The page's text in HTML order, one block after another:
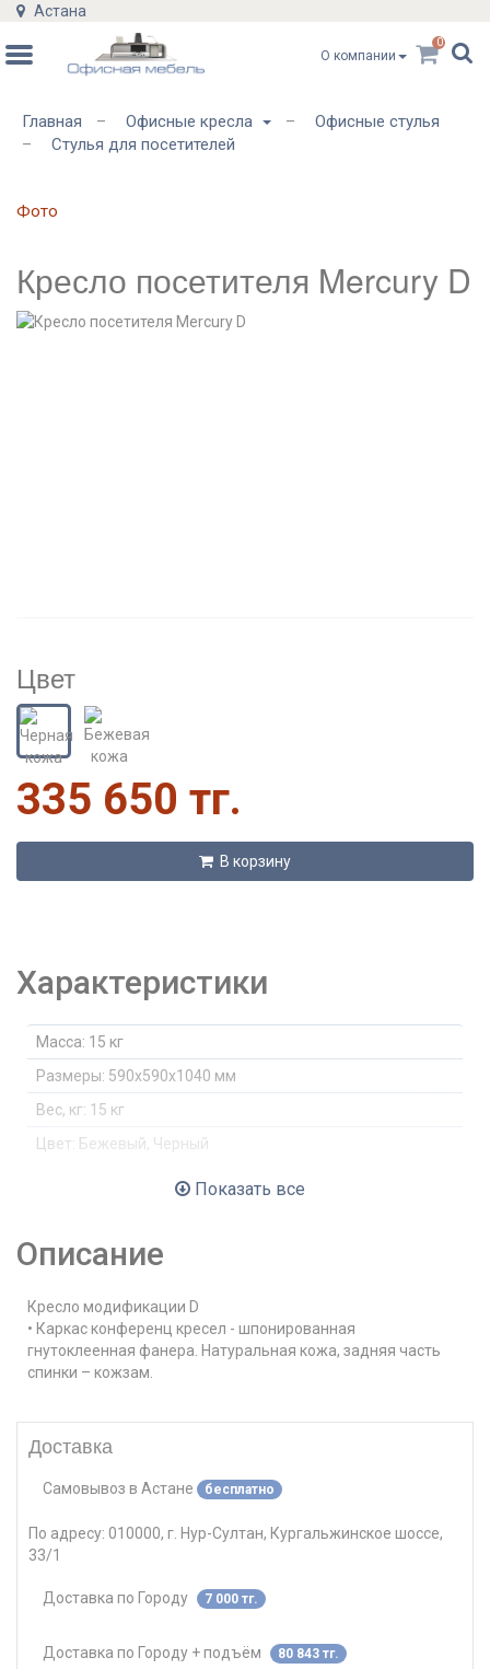
Астана
О компании
0
Главная – Офисные кресла – Офисные стулья
– Стулья для посетителей
Фото
Кресло посетителя Mercury D
Цвет
335 650 тг.
В корзину
Характеристики
Масса: 15 кг
Размеры: 590x590x1040 мм
Вес, кг: 15 кг
Цвет: Бежевый, Черный
Современный
Материал обивки:
Сетка в сидении:нет
Подлокотники:да
Регулируемые подлокотники:
Ортопедическое:
Категория:офисные стулья,стулья для посетителей
офисные кресла
деревянные ,кожаные, экокожа ,без колёсиков, чёрные
дизайнерские
Показать все
Описание
Кресло модификации D
• Каркас конференц кресел - шпонированная
гнутоклеенная фанера. Натуральная кожа, задняя часть
спинки – кожзам.
Доставка
Самовывоз в Астане бесплатно
По адресу: 010000, г. Нур-Султан, Кургальжинское шоссе,
33/1
Доставка по Городу 7 000 тг.
Доставка по Городу + подъём 80 843 тг.